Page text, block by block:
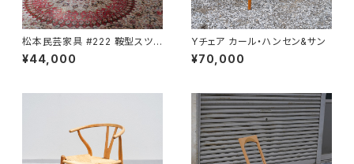
松本民芸家具 #222 鞍型スツ
ール
¥44,000
Yチェア カール・ハンセン&サン
¥70,000